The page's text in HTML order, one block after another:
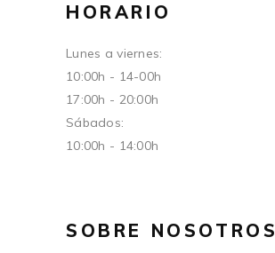
HORARIO
Lunes a viernes:
10:00h - 14-00h
17:00h - 20:00h
Sábados:
10:00h - 14:00h
SOBRE NOSOTROS